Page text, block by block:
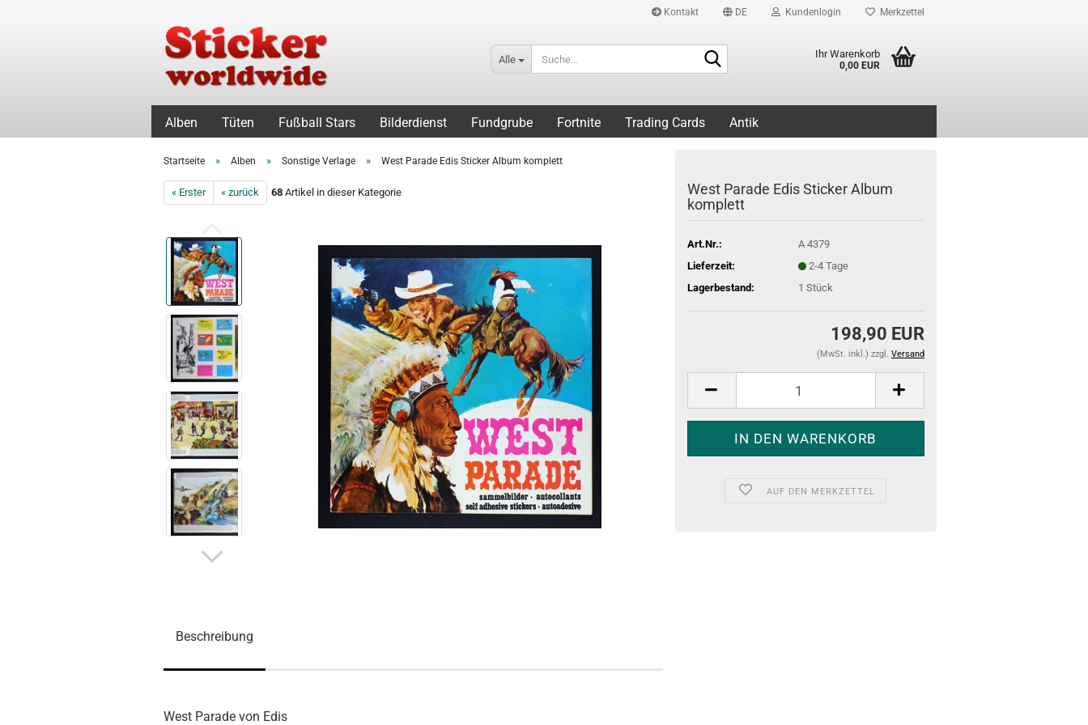
Kontakt DE Kundenlogin Merkzettel
Alle Ihr Warenkorb
0,00 EUR
Alben Tüten Fußball Stars Bilderdienst Fundgrube Fortnite Trading Cards Antik
Startseite » Alben » Sonstige Verlage » West Parade Edis Sticker Album komplett
« Erster « zurück 68 Artikel in dieser Kategorie
West Parade Edis Sticker Album
komplett
Art.Nr.:
A 4379
Lieferzeit:
2-4 Tage
Lagerbestand:
1 Stück
198,90 EUR
(MwSt. inkl.) zzgl. Versand
AUF DEN MERKZETTEL
Beschreibung
West Parade von Edis